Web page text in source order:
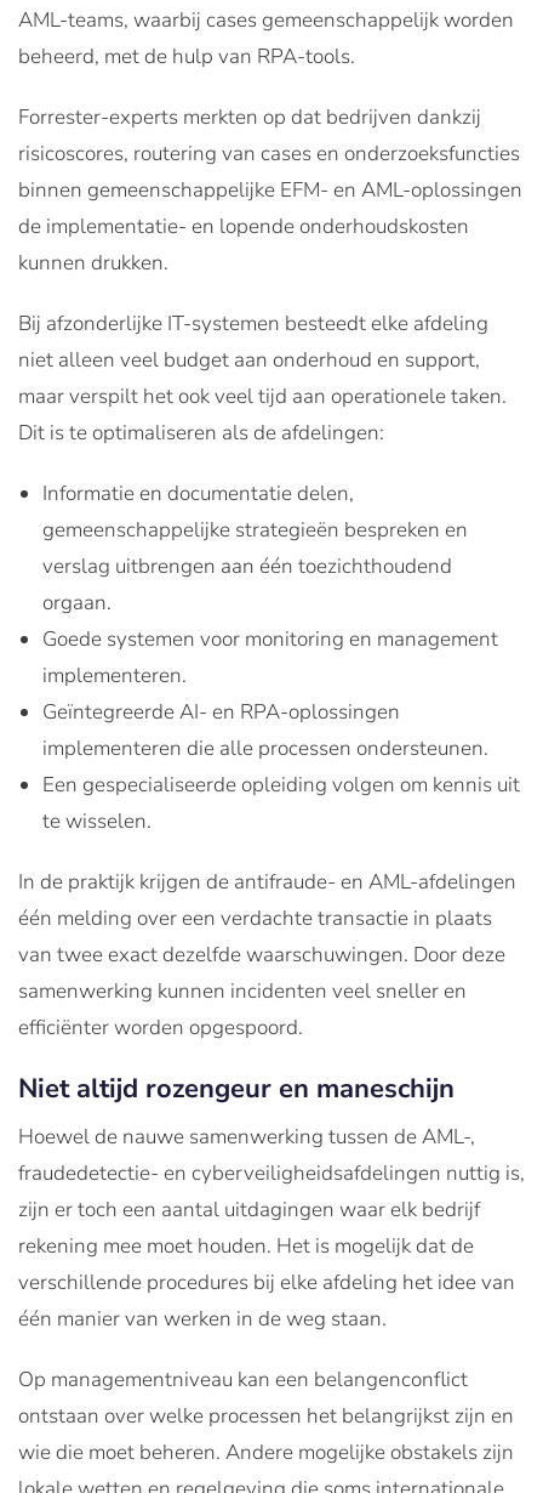
AML-teams, waarbij cases gemeenschappelijk worden
beheerd, met de hulp van RPA-tools.
Forrester-experts merkten op dat bedrijven dankzij
risicoscores, routering van cases en onderzoeksfuncties
binnen gemeenschappelijke EFM- en AML-oplossingen
de implementatie- en lopende onderhoudskosten
kunnen drukken.
Bij afzonderlijke IT-systemen besteedt elke afdeling
niet alleen veel budget aan onderhoud en support,
maar verspilt het ook veel tijd aan operationele taken.
Dit is te optimaliseren als de afdelingen:
Informatie en documentatie delen,
gemeenschappelijke strategieën bespreken en
verslag uitbrengen aan één toezichthoudend
orgaan.
Goede systemen voor monitoring en management
implementeren.
Geïntegreerde AI- en RPA-oplossingen
implementeren die alle processen ondersteunen.
Een gespecialiseerde opleiding volgen om kennis uit
te wisselen.
In de praktijk krijgen de antifraude- en AML-afdelingen
één melding over een verdachte transactie in plaats
van twee exact dezelfde waarschuwingen. Door deze
samenwerking kunnen incidenten veel sneller en
efficiënter worden opgespoord.
Niet altijd rozengeur en maneschijn
Hoewel de nauwe samenwerking tussen de AML-,
fraudedetectie- en cyberveiligheidsafdelingen nuttig is,
zijn er toch een aantal uitdagingen waar elk bedrijf
rekening mee moet houden. Het is mogelijk dat de
verschillende procedures bij elke afdeling het idee van
één manier van werken in de weg staan.
Op managementniveau kan een belangenconflict
ontstaan over welke processen het belangrijkst zijn en
wie die moet beheren. Andere mogelijke obstakels zijn